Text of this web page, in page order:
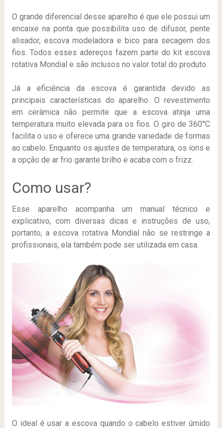
O grande diferencial desse aparelho é que ele possui um
encaixe na ponta que possibilita uso de difusor, pente
alisador, escova modeladora e bico para secagem dos
fios. Todos esses adereços fazem parte do kit escova
rotativa Mondial e são inclusos no valor total do produto.
Já a eficiência da escova é garantida devido as
principais características do aparelho. O revestimento
em cerâmica não permite que a escova atinja uma
temperatura muito elevada para os fios. O giro de 360°C
facilita o uso e oferece uma grande variedade de formas
ao cabelo. Enquanto os ajustes de temperatura, os íons e
a opção de ar frio garante brilho e acaba com o frizz.
Como usar?
Esse aparelho acompanha um manual técnico e
explicativo, com diversas dicas e instruções de uso,
portanto, a escova rotativa Mondial não se restringe a
profissionais, ela também pode ser utilizada em casa.
O ideal é usar a escova quando o cabelo estiver úmido